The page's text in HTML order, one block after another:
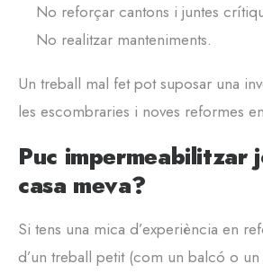
No reforçar cantons i juntes
No realitzar manteniments.
Un treball mal fet pot suposar una
les escombraries i noves reformes
Puc impermeabilitzar
casa meva?
Si tens una mica d’experiència en
d’un treball petit (com un balcó o